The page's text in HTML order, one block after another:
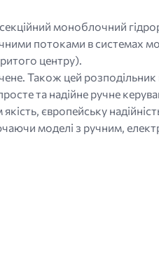
моноблочний
потоками в системах
центру).
Також цей розподільник
та надійне ручне
європейську
моделі з ручним,